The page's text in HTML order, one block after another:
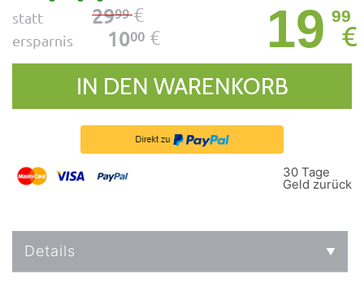
statt 2999€
ersparnis 1000 € 19 99
€
IN DEN WARENKORB
30 Tage
Geld zurück
Details